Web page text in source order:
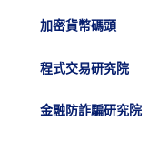
加密貨幣碼頭
程式交易研究院
金融防詐騙研究院